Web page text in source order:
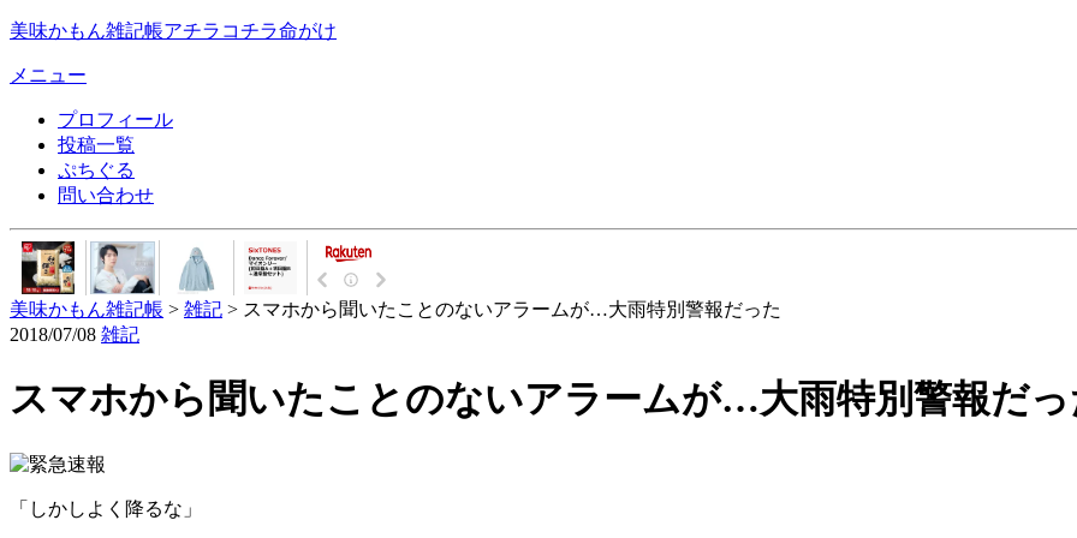
美味かもん雑記帳アチラコチラ命がけ
メニュー
プロフィール
投稿一覧
ぷちぐる
問い合わせ
美味かもん雑記帳 > 雑記 > スマホから聞いたことのないアラームが…大雨特別警報だった
2018/07/08 雑記
スマホから聞いたことのないアラームが…大雨特別警報だ
「しかしよく降るな」